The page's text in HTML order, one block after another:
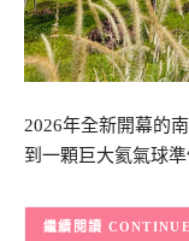
2026年全新開幕的
到一顆巨大氦氣球